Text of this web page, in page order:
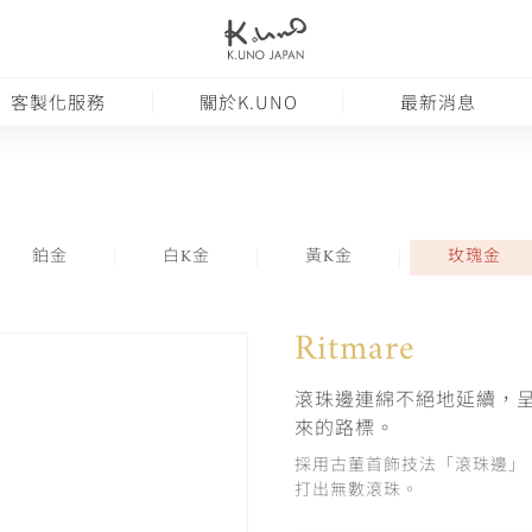
客製化服務 關於K.UNO 最新消息
鉑金 白K金 黃K金 玫瑰金
Ritmare
滾珠邊連綿不絕地延續，
來的路標。
採用古董首飾技法「滾珠邊
打出無數滾珠。